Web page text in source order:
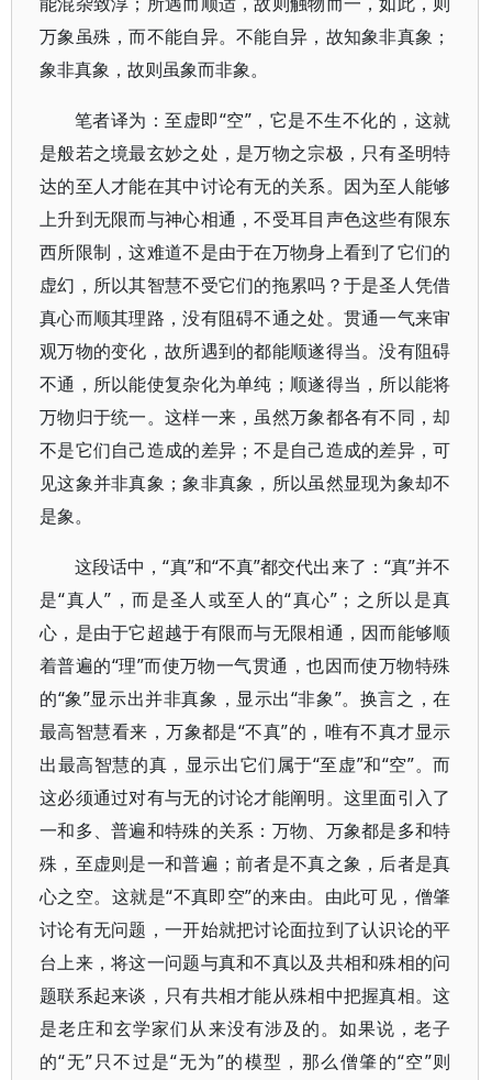
万象虽殊，而不能自异。不能自异，故知象非真象；
象非真象，故则虽象而非象。
笔者译为：至虚即“空”，它是不生不化的，这就
是般若之境最玄妙之处，是万物之宗极，只有圣明特
达的至人才能在其中讨论有无的关系。因为至人能够
上升到无限而与神心相通，不受耳目声色这些有限东
西所限制，这难道不是由于在万物身上看到了它们的
虚幻，所以其智慧不受它们的拖累吗？于是圣人凭借
真心而顺其理路，没有阻碍不通之处。贯通一气来审
观万物的变化，故所遇到的都能顺遂得当。没有阻碍
不通，所以能使复杂化为单纯；顺遂得当，所以能将
万物归于统一。这样一来，虽然万象都各有不同，却
不是它们自己造成的差异；不是自己造成的差异，可
见这象并非真象；象非真象，所以虽然显现为象却不
是象。
这段话中，“真”和“不真”都交代出来了：“真”并不
是“真人”，而是圣人或至人的“真心”；之所以是真
心，是由于它超越于有限而与无限相通，因而能够顺
着普遍的“理”而使万物一气贯通，也因而使万物特殊
的“象”显示出并非真象，显示出“非象”。换言之，在
最高智慧看来，万象都是“不真”的，唯有不真才显示
出最高智慧的真，显示出它们属于“至虚”和“空”。而
这必须通过对有与无的讨论才能阐明。这里面引入了
一和多、普遍和特殊的关系：万物、万象都是多和特
殊，至虚则是一和普遍；前者是不真之象，后者是真
心之空。这就是“不真即空”的来由。由此可见，僧肇
讨论有无问题，一开始就把讨论面拉到了认识论的平
台上来，将这一问题与真和不真以及共相和殊相的问
题联系起来谈，只有共相才能从殊相中把握真相。这
是老庄和玄学家们从来没有涉及的。如果说，老子
的“无”只不过是“无为”的模型，那么僧肇的“空”则